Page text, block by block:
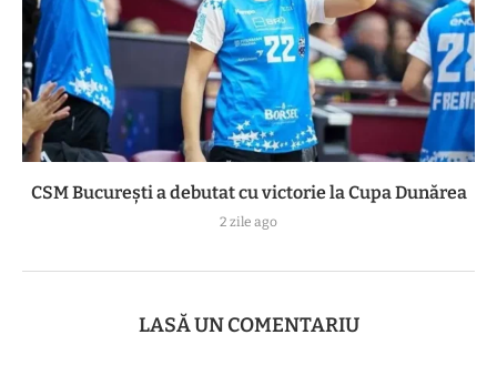
CSM București a debutat cu victorie la Cupa Dunărea
2 zile ago
LASĂ UN COMENTARIU